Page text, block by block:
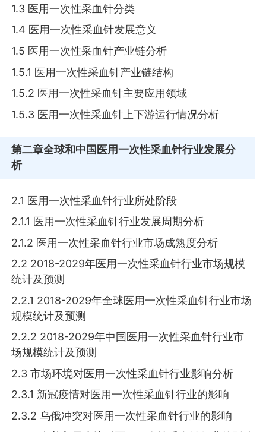
1.3 医用一次性采血针分类
1.4 医用一次性采血针发展意义
1.5 医用一次性采血针产业链分析
1.5.1 医用一次性采血针产业链结构
1.5.2 医用一次性采血针主要应用领域
1.5.3 医用一次性采血针上下游运行情况分析
第二章全球和中国医用一次性采血针行业发展分
析
2.1 医用一次性采血针行业所处阶段
2.1.1 医用一次性采血针行业发展周期分析
2.1.2 医用一次性采血针行业市场成熟度分析
2.2 2018-2029年医用一次性采血针行业市场规模
统计及预测
2.2.1 2018-2029年全球医用一次性采血针行业市场
规模统计及预测
2.2.2 2018-2029年中国医用一次性采血针行业市
场规模统计及预测
2.3 市场环境对医用一次性采血针行业影响分析
2.3.1 新冠疫情对医用一次性采血针行业的影响
2.3.2 乌俄冲突对医用一次性采血针行业的影响